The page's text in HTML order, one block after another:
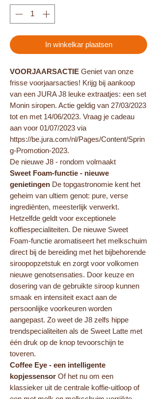
In winkelkar plaatsen
VOORJAARSACTIE Geniet van onze
frisse voorjaarsacties! Krijg bij aankoop
van een JURA J8 leuke extraatjes: een set
Monin siropen. Actie geldig van 27/03/2023
tot en met 14/06/2023. Vraag je cadeau
aan voor 01/07/2023 via
https://be.jura.com/nl/Pages/Content/Sprin
g-Promotion-2023.
De nieuwe J8 - rondom volmaakt
Sweet Foam-functie - nieuwe
genietingen De topgastronomie kent het
geheim van ultiem genot: pure, verse
ingrediënten, meesterlijk verwerkt.
Hetzelfde geldt voor exceptionele
koffiespecialiteiten. De nieuwe Sweet
Foam-functie aromatiseert het melkschuim
direct bij de bereiding met het bijbehorende
siroopopzetstuk en zorgt voor volkomen
nieuwe genotsensaties. Door keuze en
dosering van de gebruikte siroop kunnen
smaak en intensiteit exact aan de
persoonlijke voorkeuren worden
aangepast. Zo weet de J8 zelfs hippe
trendspecialiteiten als de Sweet Latte met
één druk op de knop tevoorschijn te
toveren.
Coffee Eye - een intelligente
kopjessensor Of het nu om een
klassieker uit de centrale koffie-uitloop of